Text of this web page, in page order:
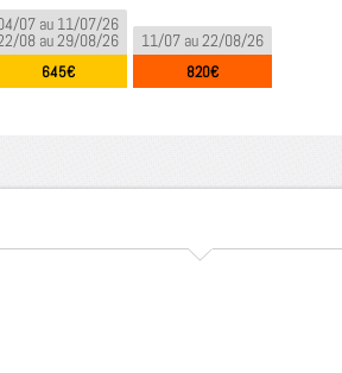
07 au 11/07/26
08 au 29/08/26
645€
11/07 au 22/08/26
820€